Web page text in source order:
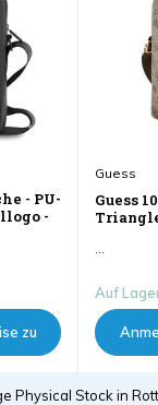
- PU-
-
zu
Guess
Guess
Auf
Order until 18:00